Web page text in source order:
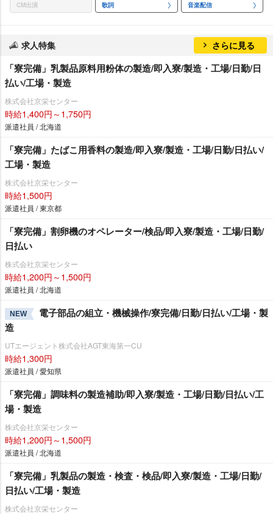
CM出演 歌詞 音楽配信
求人特集 さらに見る
「寮完備」乳製品原料用粉体の製造/即入寮/製造・工場/日勤/日
払い/工場・製造
株式会社京栄センター
時給1,400円～1,750円
派遣社員 / 北海道
「寮完備」たばこ用香料の製造/即入寮/製造・工場/日勤/日払い/
工場・製造
株式会社京栄センター
時給1,500円
派遣社員 / 東京都
「寮完備」割卵機のオペレーター/検品/即入寮/製造・工場/日勤/
日払い
株式会社京栄センター
時給1,200円～1,500円
派遣社員 / 北海道
NEW
電子部品の組立・機械操作/寮完備/日勤/日払い/工場・製
造
UTエージェント株式会社AGT東海第一CU
時給1,300円
派遣社員 / 愛知県
「寮完備」調味料の製造補助/即入寮/製造・工場/日勤/日払い/工
場・製造
株式会社京栄センター
時給1,200円～1,500円
派遣社員 / 北海道
「寮完備」乳製品の製造・検査・検品/即入寮/製造・工場/日勤/
日払い/工場・製造
株式会社京栄センター